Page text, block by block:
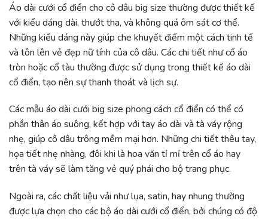
Áo dài cưới cổ điển cho cô dâu big size thường được thiết kế
với kiểu dáng dài, thướt tha, và không quá ôm sát cơ thể.
Những kiểu dáng này giúp che khuyết điểm một cách tinh tế
và tôn lên vẻ đẹp nữ tính của cô dâu. Các chi tiết như cổ áo
tròn hoặc cổ tàu thường được sử dụng trong thiết kế áo dài
cổ điển, tạo nên sự thanh thoát và lịch sự.
Các mẫu áo dài cưới big size phong cách cổ điển có thể có
phần thân áo suông, kết hợp với tay áo dài và tà váy rộng
nhẹ, giúp cô dâu trông mềm mại hơn. Những chi tiết thêu tay,
họa tiết nhẹ nhàng, đôi khi là hoa văn tỉ mỉ trên cổ áo hay
trên tà váy sẽ làm tăng vẻ quý phái cho bộ trang phục.
Ngoài ra, các chất liệu vải như lụa, satin, hay nhung thường
được lựa chọn cho các bộ áo dài cưới cổ điển, bởi chúng có độ